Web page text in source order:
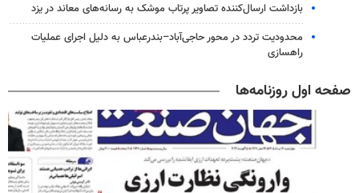
بازداشت ارسال‌کننده تصاویر پرتاب موشک به رسانه‌های معاند در یزد
محدودیت تردد در محور حاجی‌آباد–بندرعباس به دلیل اجرای عملیات
راهسازی
صفحه اول روزنامه‌ها